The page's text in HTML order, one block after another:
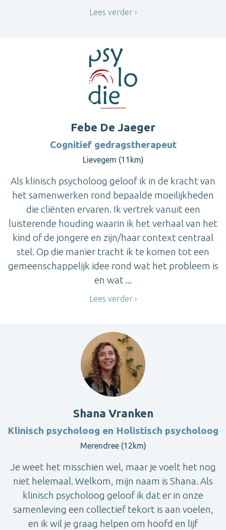
Lees verder
Febe De Jaeger
Cognitief gedragstherapeut
Lievegem (11km)
Als klinisch psycholoog geloof ik in de kracht van
het samenwerken rond bepaalde moeilijkheden
die cliënten ervaren. Ik vertrek vanuit een
luisterende houding waarin ik het verhaal van het
kind of de jongere en zijn/haar context centraal
stel. Op die manier tracht ik te komen tot een
gemeenschappelijk idee rond wat het probleem is
en wat ...
Lees verder
Shana Vranken
Klinisch psycholoog en Holistisch psycholoog
Merendree (12km)
Je weet het misschien wel, maar je voelt het nog
niet helemaal. Welkom, mijn naam is Shana. Als
klinisch psycholoog geloof ik dat er in onze
samenleving een collectief tekort is aan voelen,
en ik wil je graag helpen om hoofd en lijf